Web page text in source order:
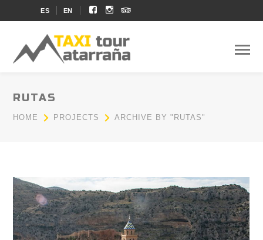
ES EN
FacebookInstagramSoundcloud
RUTAS
HOME PROJECTS ARCHIVE BY "RUTAS"